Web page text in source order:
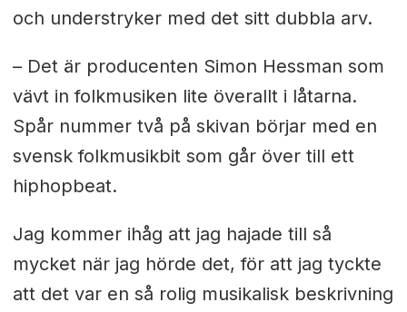
och understryker med det sitt dubbla arv.
– Det är producenten Simon Hessman som
vävt in folkmusiken lite överallt i låtarna.
Spår nummer två på skivan börjar med en
svensk folkmusikbit som går över till ett
hiphopbeat.
Jag kommer ihåg att jag hajade till så
mycket när jag hörde det, för att jag tyckte
att det var en så rolig musikalisk beskrivning